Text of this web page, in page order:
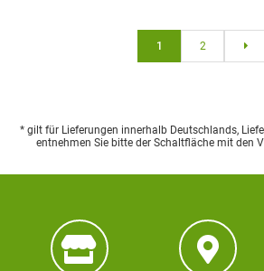
1 2
* gilt für Lieferungen innerhalb Deutschlands,
entnehmen Sie bitte der Schaltfläche mit den